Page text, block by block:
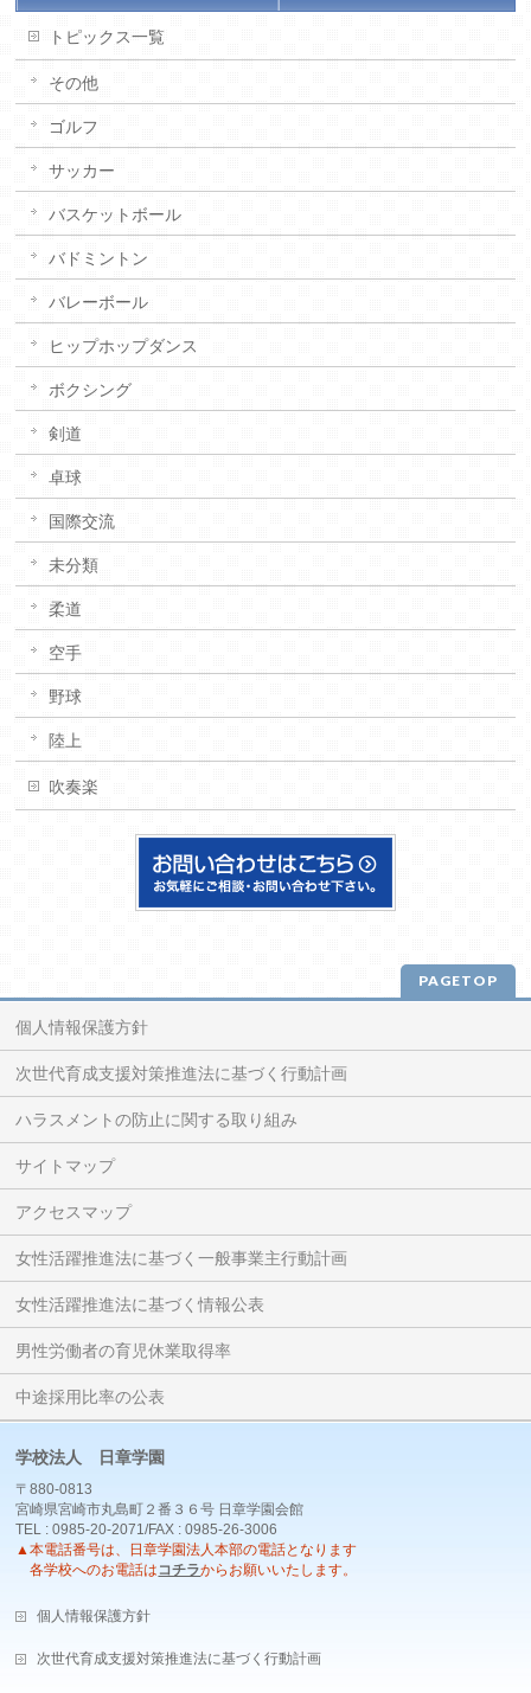
トピックス一覧
その他
ゴルフ
サッカー
バスケットボール
バドミントン
バレーボール
ヒップホップダンス
ボクシング
剣道
卓球
国際交流
未分類
柔道
空手
野球
陸上
吹奏楽
PAGETOP
個人情報保護方針
次世代育成支援対策推進法に基づく行動計画
ハラスメントの防止に関する取り組み
サイトマップ
アクセスマップ
女性活躍推進法に基づく一般事業主行動計画
女性活躍推進法に基づく情報公表
男性労働者の育児休業取得率
中途採用比率の公表
学校法人 日章学園
〒880-0813
宮崎県宮崎市丸島町２番３６号 日章学園会館
TEL : 0985-20-2071/FAX : 0985-26-3006
▲本電話番号は、日章学園法人本部の電話となります
各学校へのお電話は コチラからお願いいたします。
個人情報保護方針
次世代育成支援対策推進法に基づく行動計画